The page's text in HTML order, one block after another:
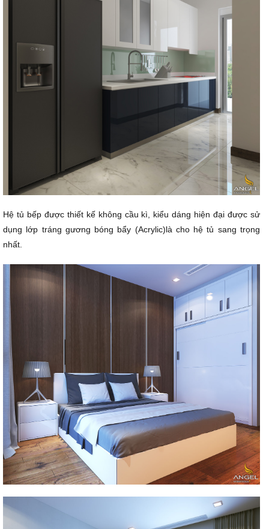
Hệ tủ bếp được thiết kế không cầu kì, kiểu dáng hiện đại được sử
dụng lớp tráng gương bóng bẩy (Acrylic)là cho hệ tủ sang trọng
nhất.